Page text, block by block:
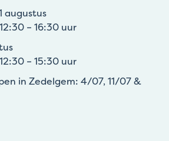
augustus
– 16:30 uur
– 15:30 uur
in Zedelgem: 4/07, 11/07 &